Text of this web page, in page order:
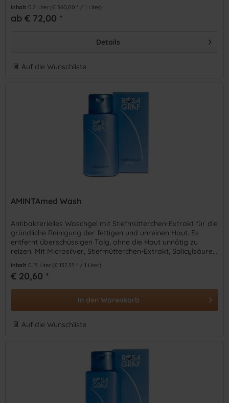
Inhalt 0.2 Liter (€ 360,00 * / 1 Liter)
ab € 72,00 *
Details
Auf die Wunschliste
AMINTAmed Wash
Antibakterielles Waschgel mit Stiefmütterchen-Extrakt für die
gründliche Reinigung der fettigen und unreinen Haut. Es
entfernt überschüssigen Talg, ohne die Haut unnötig zu
reizen. Mit Microsilver, Stiefmütterchen-Extrakt, Salicylsäure...
Inhalt 0.15 Liter (€ 137,33 * / 1 Liter)
€ 20,60 *
In den Warenkorb
Auf die Wunschliste